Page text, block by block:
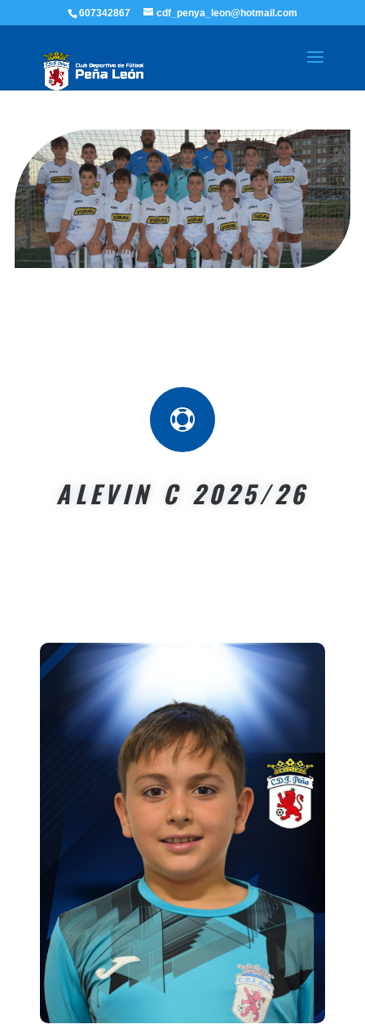
607342867 cdf_penya_leon@hotmail.com

ALEVIN C 2025/26